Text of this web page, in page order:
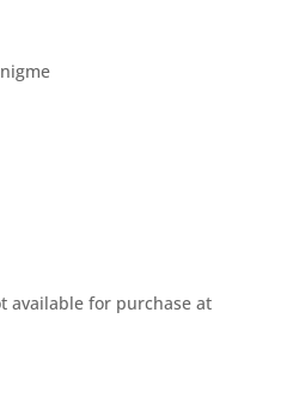
available for purchase at